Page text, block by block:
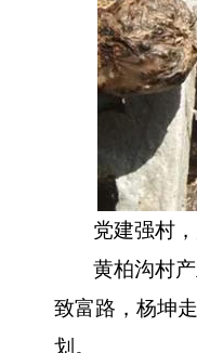
党建强村
黄柏沟村
致富路，杨坤
划。